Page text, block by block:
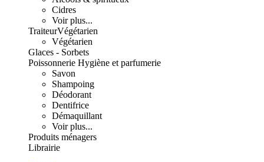
Cidres
Voir plus...
TraiteurVégétarien
Végétarien
Glaces - Sorbets
Poissonnerie Hygiène et parfumerie
Savon
Shampoing
Déodorant
Dentifrice
Démaquillant
Voir plus...
Produits ménagers
Librairie